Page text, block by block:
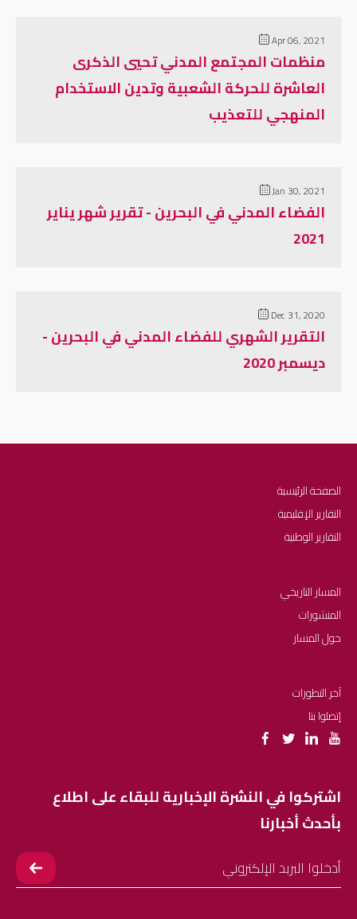
Apr 06, 2021
منظمات المجتمع المدني تحيي الذكرى
العاشرة للحركة الشعبية وتدين الاستخدام
المنهجي للتعذيب
Jan 30, 2021
الفضاء المدني في البحرين - تقرير شهر يناير
2021
Dec 31, 2020
التقرير الشهري للفضاء المدني في البحرين -
ديسمبر 2020
الصفحة الرئيسية
التقارير الإقليمية
التقارير الوطنية
المسار التاريخي
المنشورات
حول المسار
آخر التطورات
إتصلوا بنا
اشتركوا في النشرة الإخبارية للبقاء على اطلاع
بأحدث أخبارنا